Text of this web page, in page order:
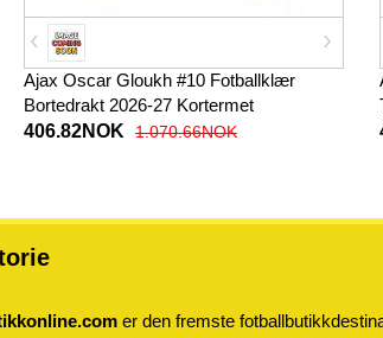
Ajax Oscar Gloukh #10 Fotballklær
Bortedrakt 2026-27 Kortermet
406.82NOK
1.070.66NOK
er den fremste